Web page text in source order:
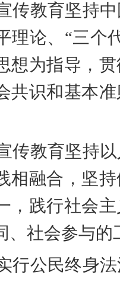
传教育坚持中
理论、 “三个
想为指导，
共识和基本
传教育坚持以
相融合，坚
，践行社会
、社会参与的
行公民终身法